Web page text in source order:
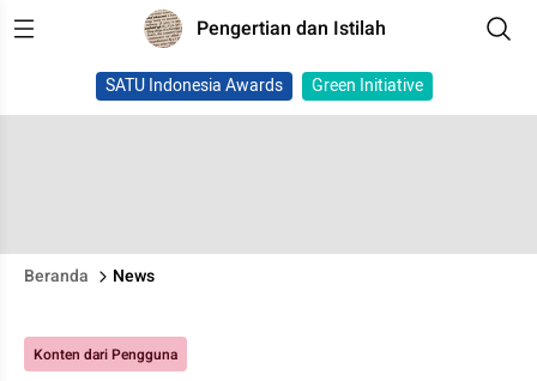
Pengertian dan Istilah
SATU Indonesia Awards Green Initiative
Beranda News
Konten dari Pengguna